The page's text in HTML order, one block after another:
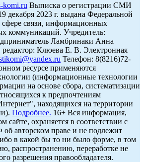
komi.ru Выписка о регистрации СМИ
2023 г. выдана Федеральной
связи, информационных
коммуникаций. Учредитель:
Ламбринаки Анна
Клюева Е. В. Электронная
Телефон: 8(8216)72-
ресурсе применяются
(информационные технологии
на основе сбора, систематизации
к предпочтениям
находящихся на территории
Подробнее. 16+ Вся информация,
сайте, охраняется в соответствии с
об авторском праве и не подлежит
в какой бы то ни было форме, в том
распространению, переработке не
разрешения правообладателя.